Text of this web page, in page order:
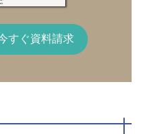
すぐ資料請求